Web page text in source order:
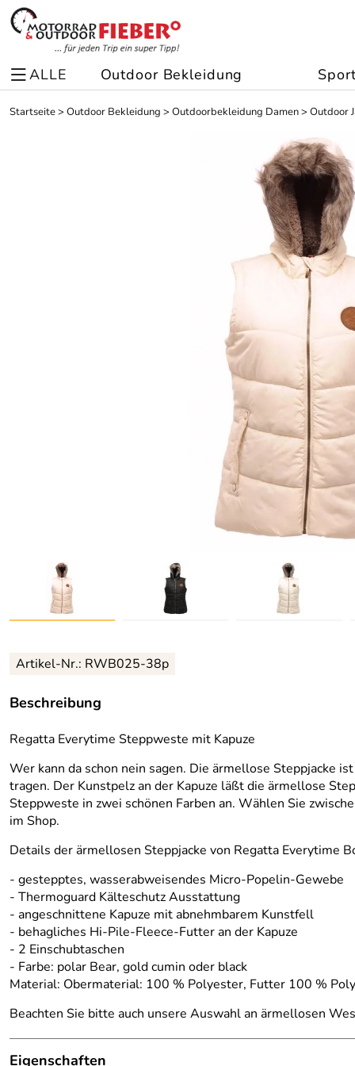
ALLE Outdoor Bekleidung
Startseite> Outdoor Bekleidung > Outdoorbekleidung Damen> Outdoor
Artikel-Nr.: RWB025-38p
Beschreibung
Regatta Everytime Steppweste mit Kapuze
Wer kann da schon nein sagen. Die ärmellose Steppjacke
tragen. Der Kunstpelz an der Kapuze läßt die ärmellose
Steppweste in zwei schönen Farben an. Wählen Sie
im Shop.
Details der ärmellosen Steppjacke von Regatta Everytime
- gestepptes, wasserabweisendes Micro-Popelin-Gewebe
- Thermoguard Kälteschutz Ausstattung
- angeschnittene Kapuze mit abnehmbarem Kunstfell
- behagliches Hi-Pile-Fleece-Futter an der Kapuze
- 2 Einschubtaschen
- Farbe: polar Bear, gold cumin oder black
Material: Obermaterial: 100 % Polyester, Futter 100 %
Beachten Sie bitte auch unsere Auswahl an ärmellosen
Eigenschaften